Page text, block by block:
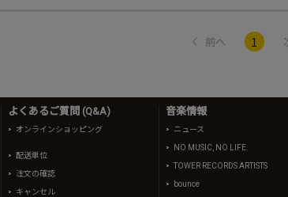
前へ 1
よくあるご質問 (Q&A)
オンラインショッピング
配送単位
注文の確認
キャンセル
音楽情報
ニュース
NO MUSIC, NO LIFE.
TOWER RECORDS ARTISTS
bounce